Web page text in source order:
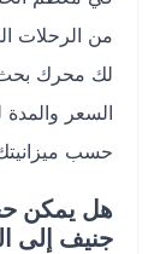
من الرحلات
لك محرك بحث
السعر والمدة
حسب ميزانيتك
هل يمكن حجز
جنيف إلى